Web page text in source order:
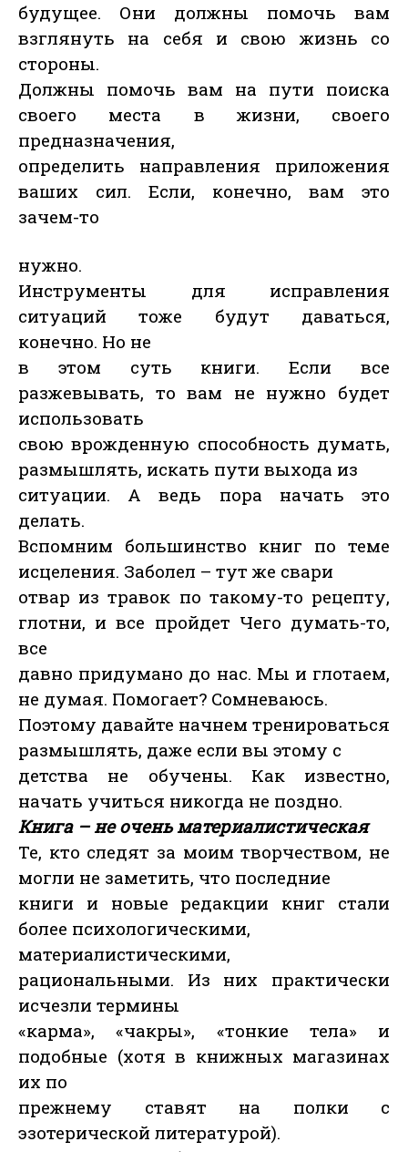
будущее. Они должны помочь вам
взглянуть на себя и свою жизнь со
стороны.
Должны помочь вам на пути поиска
своего места в жизни, своего
предназначения,
определить направления приложения
ваших сил. Если, конечно, вам это
зачем-то
нужно.
Инструменты для исправления
ситуаций тоже будут даваться,
конечно. Но не
в этом суть книги. Если все
разжевывать, то вам не нужно будет
использовать
свою врожденную способность думать,
размышлять, искать пути выхода из
ситуации. А ведь пора начать это
делать.
Вспомним большинство книг по теме
исцеления. Заболел – тут же свари
отвар из травок по такому-то рецепту,
глотни, и все пройдет Чего думать-то,
все
давно придумано до нас. Мы и глотаем,
не думая. Помогает? Сомневаюсь.
Поэтому давайте начнем тренироваться
размышлять, даже если вы этому с
детства не обучены. Как известно,
начать учиться никогда не поздно.
Книга – не очень материалистическая
Те, кто следят за моим творчеством, не
могли не заметить, что последние
книги и новые редакции книг стали
более психологическими,
материалистическими,
рациональными. Из них практически
исчезли термины
«карма», «чакры», «тонкие тела» и
подобные (хотя в книжных магазинах
их по
прежнему ставят на полки с
эзотерической литературой).